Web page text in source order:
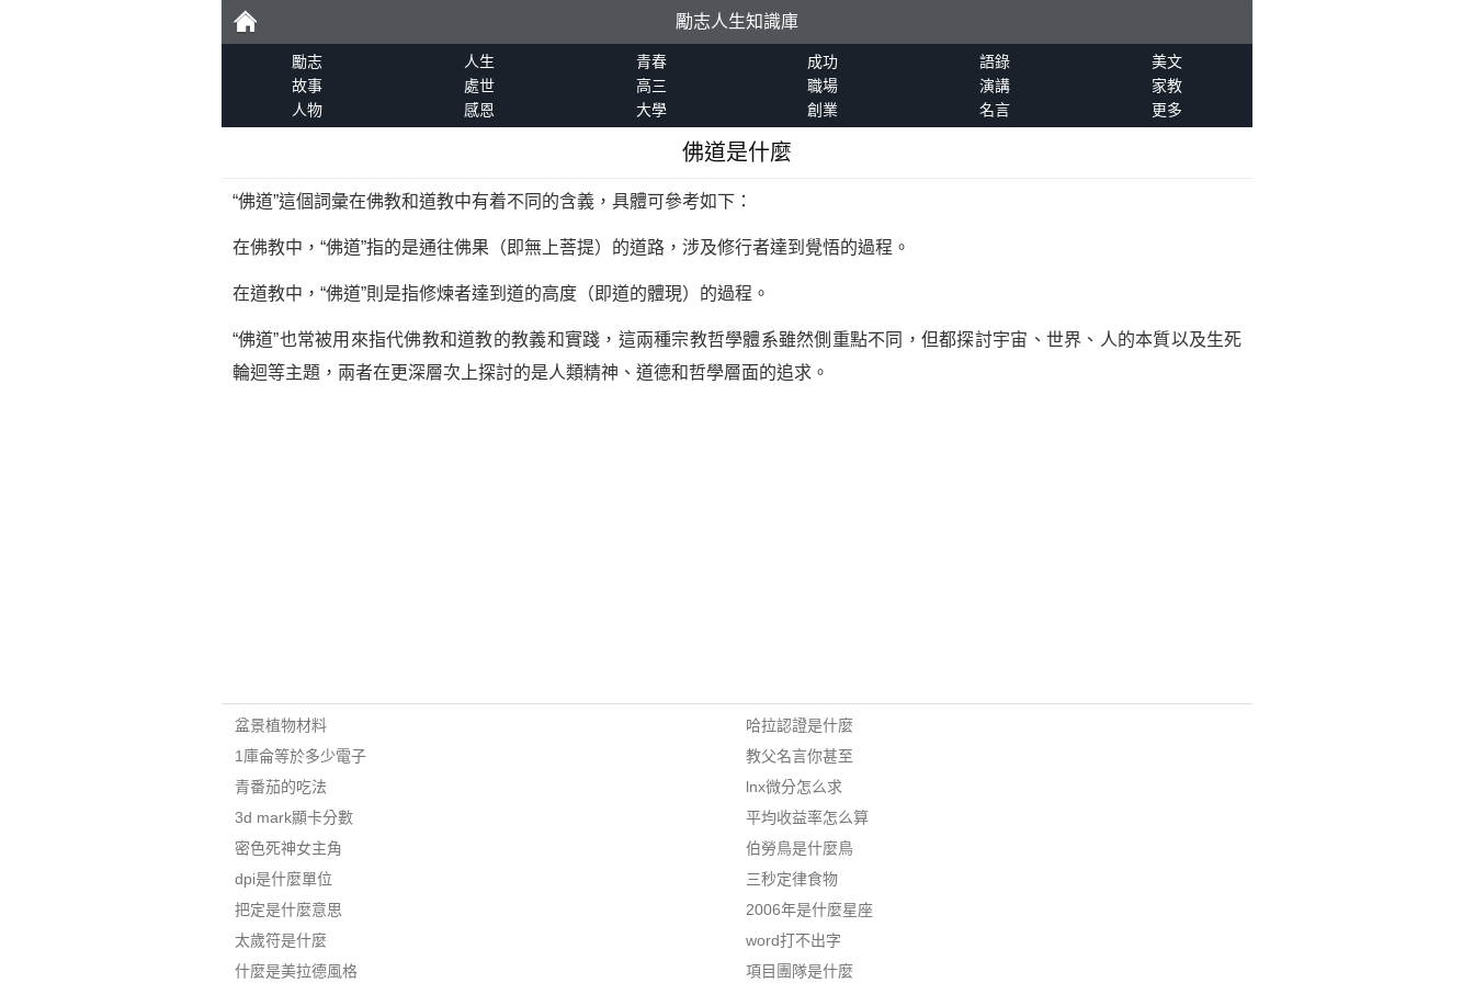
勵
勵志人生知識庫
勵志 人生 青春 成功 語錄
美文
故事
處世 高三 職場 演講
家教
人物
感恩 大學 創業 名言 更多
佛道是什麼
“佛道”這個詞彙在佛教和道教中有着不同的含義，具體可參考如下：
在佛教中，“佛道”指的是通往佛果（即無上菩提）的道路，涉及修行者達到覺悟的過程。
在道教中，“佛道”則是指修煉者達到道的高度（即道的體現）的過程。
“佛道”也常被用來指代佛教和道教的教義和實踐，這兩種宗教哲學體系雖然側重點不同，但都探討宇宙、世界、人的本質以及生死
輪迴等主題，兩者在更深層次上探討的是人類精神、道德和哲學層面的追求。
盆景植物材料
1庫侖等於多少電子
青番茄的吃法
3d mark顯卡分數
密色死神女主角
dpi是什麼單位
把定是什麼意思
太歲符是什麼
什麼是美拉德風格
哈拉認證是什麼
教父名言你甚至
lnx微分怎么求
平均收益率怎么算
伯勞鳥是什麼鳥
三秒定律食物
2006年是什麼星座
word打不出字
項目團隊是什麼